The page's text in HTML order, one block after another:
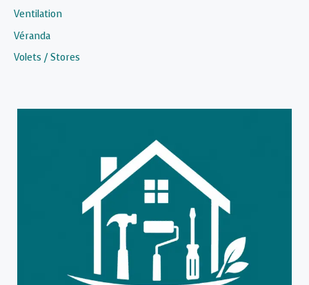
Ventilation
Véranda
Volets / Stores